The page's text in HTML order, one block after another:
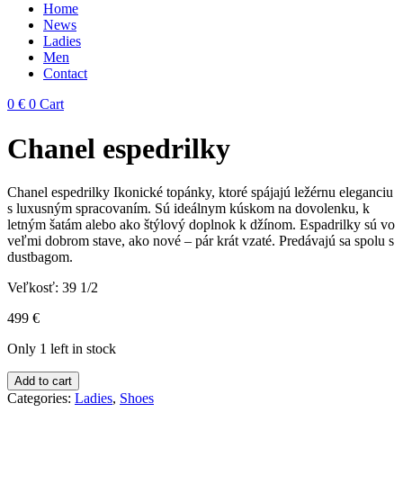
Home
News
Ladies
Men
Contact
0 € 0 Cart
Chanel espedrilky
Chanel espedrilky Ikonické topánky, ktoré spájajú ležérnu eleganciu
s luxusným spracovaním. Sú ideálnym kúskom na dovolenku, k
letným šatám alebo ako štýlový doplnok k džínom. Espadrilky sú vo
veľmi dobrom stave, ako nové – pár krát vzaté. Predávajú sa spolu s
dustbagom.
Veľkosť: 39 1/2
499 €
Only 1 left in stock
Chanel
espedrilky
quantity
Add to cart
Categories: Ladies, Shoes